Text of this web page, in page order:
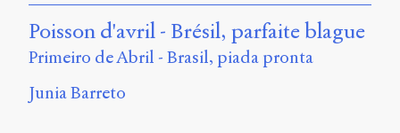
Poisson d'avril - Brésil, parfaite blague
Primeiro de Abril - Brasil, piada pronta
Junia Barreto